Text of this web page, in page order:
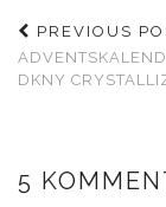
PREVIOUS
DKNY
5